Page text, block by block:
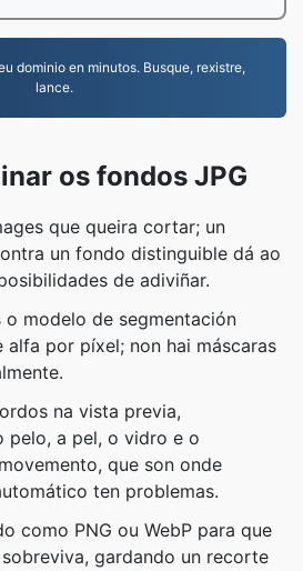
dominio en minutos. Busque, rexistre,
lance.
os fondos JPG
que queira cortar; un
un fondo distinguible dá ao
de adiviñar.
o modelo de segmentación
alfa por píxel; non hai máscaras
na vista previa,
pelo, a pel, o vidro e o
que son onde
ten problemas.
como PNG ou WebP para que
gardando un recorte